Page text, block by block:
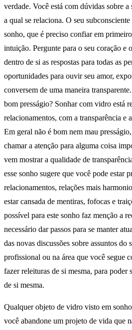
Qualquer objeto de vidro visto em
você abandone um projeto de vida que